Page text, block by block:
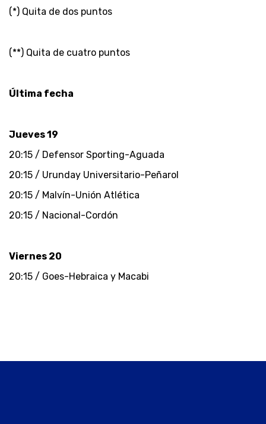
(*) Quita de dos puntos
(**) Quita de cuatro puntos
Última fecha
Jueves 19
20:15 / Defensor Sporting-Aguada
20:15 / Urunday Universitario-Peñarol
20:15 / Malvín-Unión Atlética
20:15 / Nacional-Cordón
Viernes 20
20:15 / Goes-Hebraica y Macabi